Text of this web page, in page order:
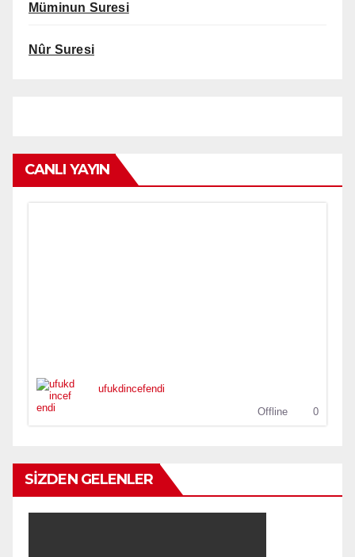
Müminun Suresi
Nûr Suresi
CANLI YAYIN
ufukdincefendi
Offline
0
SİZDEN GELENLER